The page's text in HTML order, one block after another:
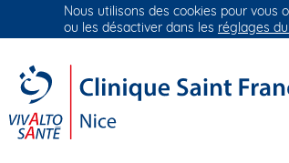
Groupe Vivalto Santé Entre nous, la vie
Nous utilisons des cookies pour vous
ou les désactiver dans les réglages